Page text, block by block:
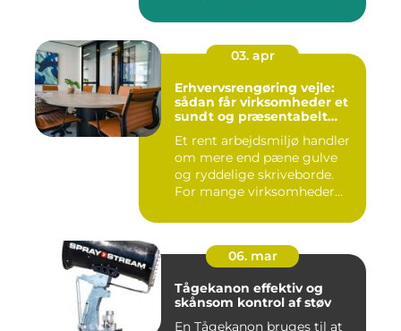
03. apr
Erhvervsrengøring vejle:
sådan får virksomheder et
sundt og præsentabelt
Et rent arbejdsmiljø handler
om mere end pæne gulve
og ryddelige skriveborde.
For mange virksomheder...
06. mar
Tågekanon effektiv og
skånsom kontrol af støv
En Tågekanon bruges til at